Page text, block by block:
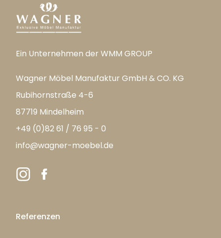
Ein Unternehmen der WMM GROUP
Wagner Möbel Manufaktur GmbH & CO. KG
Rubihornstraße 4-6
87719 Mindelheim
+49 (0)82 61 / 76 95 - 0
info@wagner-moebel.de
Referenzen